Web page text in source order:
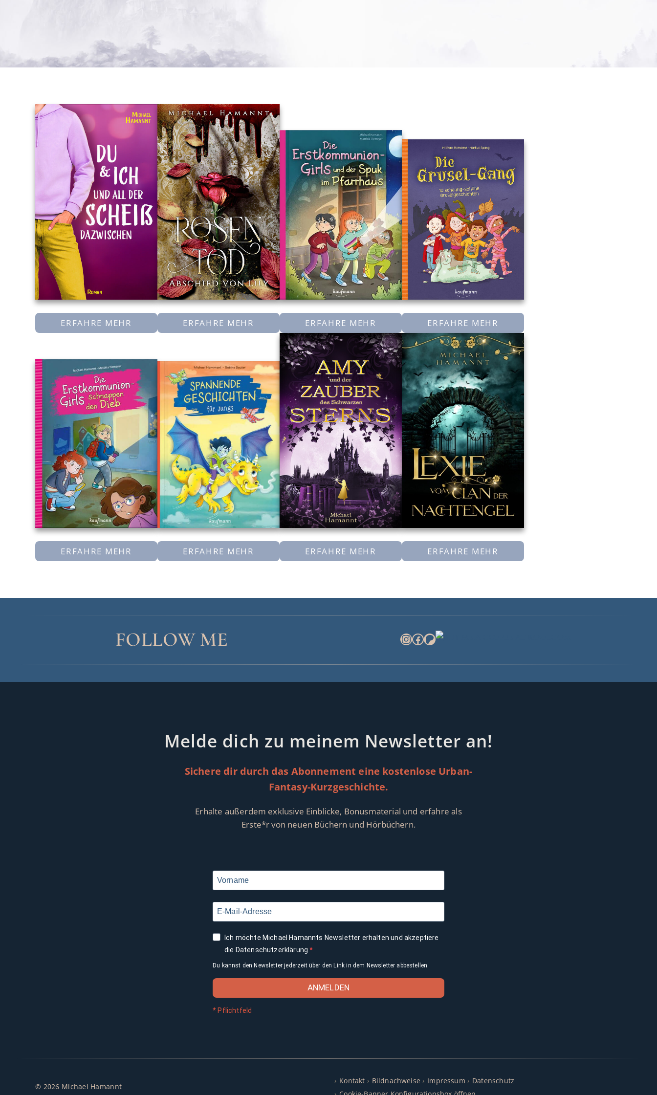
ERFAHRE MEHR ERFAHRE MEHR ERFAHRE MEHR ERFAHRE MEHR
ERFAHRE MEHR ERFAHRE MEHR ERFAHRE MEHR ERFAHRE MEHR
FOLLOW ME INSTAGRAM
FACEBOOK
PATREON
Melde dich zu meinem Newsletter an!
Sichere dir durch das Abonnement eine kostenlose Urban-
Fantasy-Kurzgeschichte.
Erhalte außerdem exklusive Einblicke, Bonusmaterial und erfahre als
Erste*r von neuen Büchern und Hörbüchern.
Ich möchte Michael Hamannts Newsletter erhalten und akzeptiere
die Datenschutzerklärung.
Du kannst den Newsletter jederzeit über den Link in dem Newsletter abbestellen.
ANMELDEN
* Pflichtfeld
© 2026 Michael Hamannt
Kontakt Bildnachweise Impressum
Datenschutz